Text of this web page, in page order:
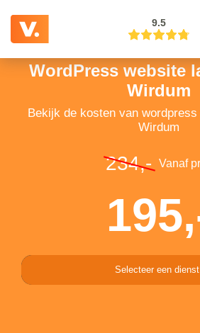
9.5
WordPress website
Wirdum
Bekijk de kosten van
Wirdum
234,- Vanaf
Selecteer een dienst